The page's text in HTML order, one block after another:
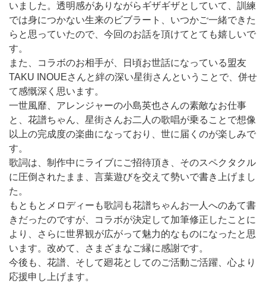
いました。透明感がありながらギザギザとしていて、訓練
では身につかない生来のビブラート、いつかご一緒できた
らと思っていたので、今回のお話を頂けてとても嬉しいで
す。
また、コラボのお相手が、日頃お世話になっている盟友
TAKU INOUEさんと絆の深い星街さんということで、併せ
て感慨深く思います。
一世風靡、アレンジャーの小島英也さんの素敵なお仕事
と、花譜ちゃん、星街さんお二人の歌唱が乗ることで想像
以上の完成度の楽曲になっており、世に届くのが楽しみで
す。
歌詞は、制作中にライブにご招待頂き、そのスペクタクル
に圧倒されたまま、言葉遊びを交えて勢いで書き上げまし
た。
もともとメロディーも歌詞も花譜ちゃんお一人へのあて書
きだったのですが、コラボが決定して加筆修正したことに
より、さらに世界観が広がって魅力的なものになったと思
います。改めて、さまざまなご縁に感謝です。
今後も、花譜、そして廻花としてのご活動ご活躍、心より
応援申し上げます。